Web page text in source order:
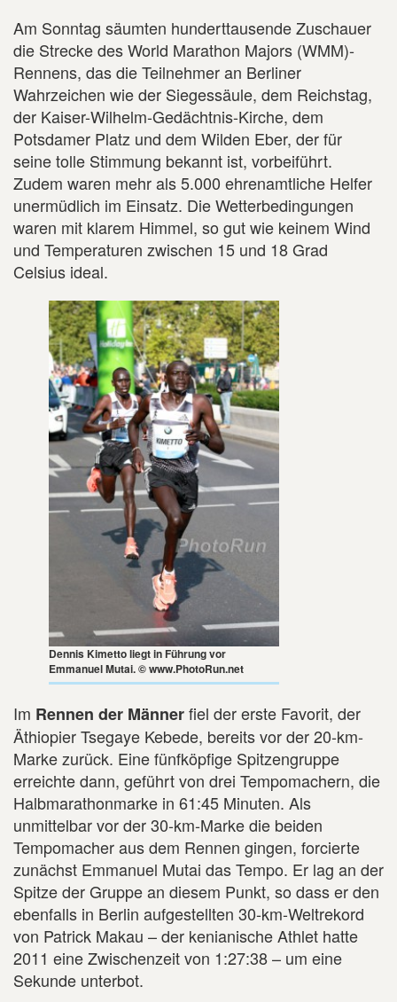
Am Sonntag säumten hunderttausende Zuschauer
die Strecke des World Marathon Majors (WMM)-
Rennens, das die Teilnehmer an Berliner
Wahrzeichen wie der Siegessäule, dem Reichstag,
der Kaiser-Wilhelm-Gedächtnis-Kirche, dem
Potsdamer Platz und dem Wilden Eber, der für
seine tolle Stimmung bekannt ist, vorbeiführt.
Zudem waren mehr als 5.000 ehrenamtliche Helfer
unermüdlich im Einsatz. Die Wetterbedingungen
waren mit klarem Himmel, so gut wie keinem Wind
und Temperaturen zwischen 15 und 18 Grad
Celsius ideal.
Dennis Kimetto liegt in Führung vor
Emmanuel Mutai. © www.PhotoRun.net
Im Rennen der Männerfiel der erste Favorit, der
Äthiopier Tsegaye Kebede, bereits vor der 20-km-
Marke zurück. Eine fünfköpfige Spitzengruppe
erreichte dann, geführt von drei Tempomachern, die
Halbmarathonmarke in 61:45 Minuten. Als
unmittelbar vor der 30-km-Marke die beiden
Tempomacher aus dem Rennen gingen, forcierte
zunächst Emmanuel Mutai das Tempo. Er lag an der
Spitze der Gruppe an diesem Punkt, so dass er den
ebenfalls in Berlin aufgestellten 30-km-Weltrekord
von Patrick Makau – der kenianische Athlet hatte
2011 eine Zwischenzeit von 1:27:38 – um eine
Sekunde unterbot.